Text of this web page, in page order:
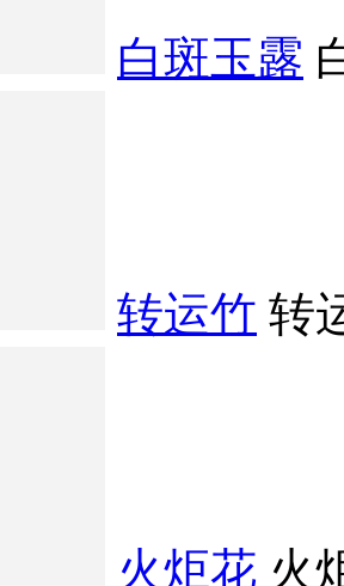
白斑玉露
转运竹 转
火炬花 火